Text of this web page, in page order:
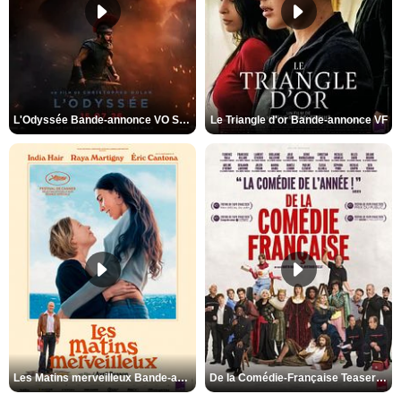
L'Odyssée Bande-annonce VO STFR Le Triangle d'or Bande-annonce VF
Les Matins merveilleux Bande-annonce VF De la Comédie-Française Teaser VF